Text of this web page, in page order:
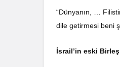
“Dünyanın, …
dile getirmesi beni
İsrail’in eski